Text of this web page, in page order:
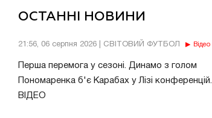
ОСТАННІ НОВИНИ
21:56, 06 серпня 2026 | СВІТОВИЙ ФУТБОЛ Відео
Перша перемога у сезоні. Динамо з голом
Пономаренка б'є Карабах у Лізі конференцій.
ВІДЕО